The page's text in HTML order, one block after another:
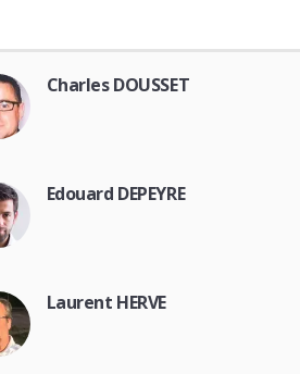
Charles DOUSSET
Edouard DEPEYRE
Laurent HERVE